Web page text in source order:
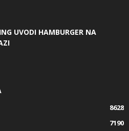
UVODI HAMBURGER NA
8628
7190